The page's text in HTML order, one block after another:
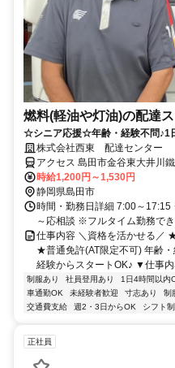
燃料(軽油や灯油)の配達
☆シニア応援☆年齢・経験不問♪1
せる♪未経験OK◎＼フォロー体制
株式会社西東 配達センター
アクセス 島田市金谷東大井川
線/金谷駅
時給1,200円～1,530円
静岡県島田市
時間・勤務日詳細 7:00～
～応相談 ※フルタイム勤務でき
仕事内容 ＼資格を活かせる／
★普通免許(AT限定不可) 年齢
経験からスタートOK♪ ▼仕事
制服あり 社員登用あり 1日4時間以内
車通勤OK
未経験者歓迎 寸志あり 制
交通費支給
週2・3日からOK シフト制
正社員